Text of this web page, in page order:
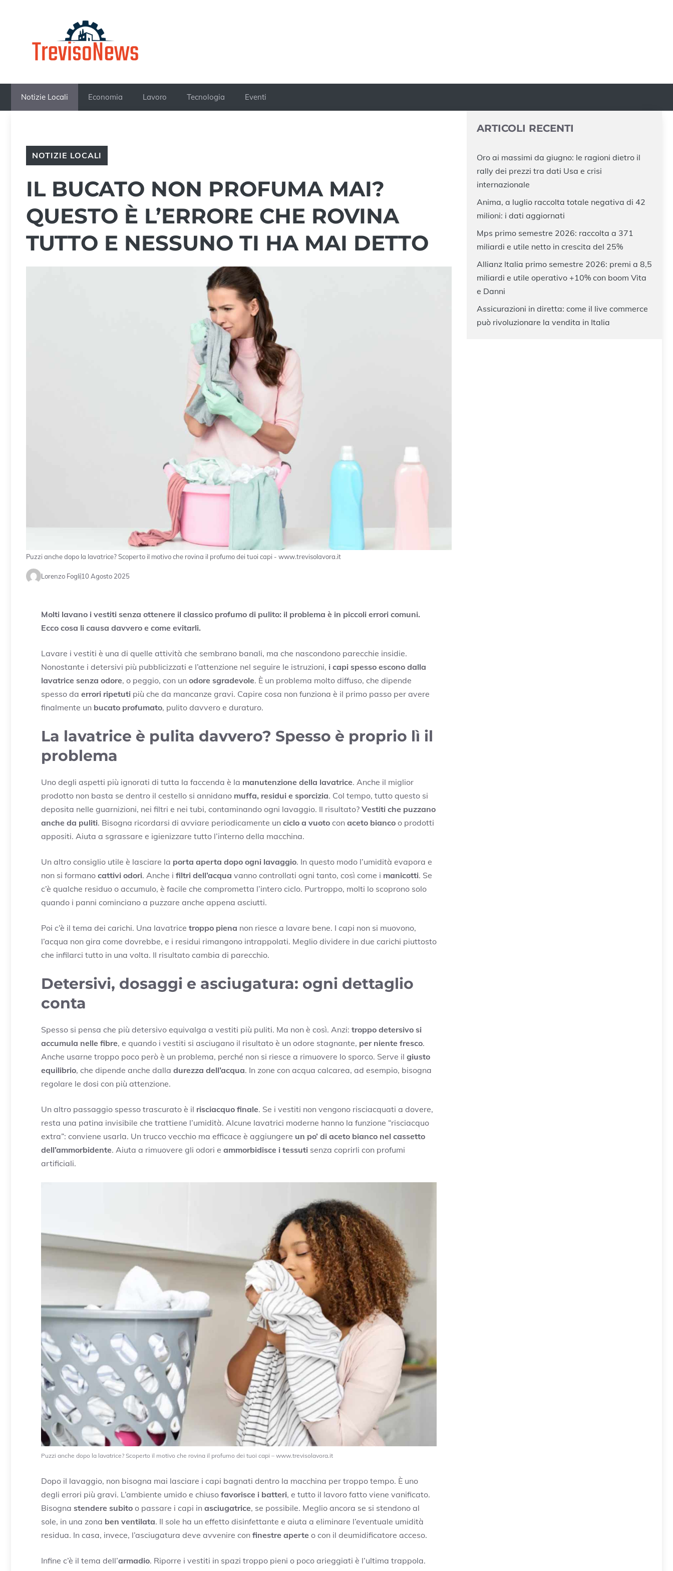
Notizie Locali Economia Lavoro Tecnologia Eventi
NOTIZIE LOCALI
IL BUCATO NON PROFUMA MAI?
QUESTO È L’ERRORE CHE ROVINA
TUTTO E NESSUNO TI HA MAI DETTO
Puzzi anche dopo la lavatrice? Scoperto il motivo che rovina il profumo dei tuoi capi - www.trevisolavora.it
Lorenzo Fogli10 Agosto 2025
Molti lavano i vestiti senza ottenere il classico profumo di pulito: il problema è in piccoli errori comuni.
Ecco cosa li causa davvero e come evitarli.
Lavare i vestiti è una di quelle attività che sembrano banali, ma che nascondono parecchie insidie.
Nonostante i detersivi più pubblicizzati e l’attenzione nel seguire le istruzioni, i capi spesso escono dalla
lavatrice senza odore, o peggio, con un odore sgradevole. È un problema molto diffuso, che dipende
spesso da errori ripetuti più che da mancanze gravi. Capire cosa non funziona è il primo passo per avere
finalmente un bucato profumato, pulito davvero e duraturo.
La lavatrice è pulita davvero? Spesso è proprio lì il
problema
Uno degli aspetti più ignorati di tutta la faccenda è la manutenzione della lavatrice. Anche il miglior
prodotto non basta se dentro il cestello si annidano muffa, residui e sporcizia. Col tempo, tutto questo si
deposita nelle guarnizioni, nei filtri e nei tubi, contaminando ogni lavaggio. Il risultato? Vestiti che puzzano
anche da puliti. Bisogna ricordarsi di avviare periodicamente un ciclo a vuoto con aceto bianco o prodotti
appositi. Aiuta a sgrassare e igienizzare tutto l’interno della macchina.
Un altro consiglio utile è lasciare la porta aperta dopo ogni lavaggio. In questo modo l’umidità evapora e
non si formano cattivi odori. Anche i filtri dell’acqua vanno controllati ogni tanto, così come i manicotti. Se
c’è qualche residuo o accumulo, è facile che comprometta l’intero ciclo. Purtroppo, molti lo scoprono solo
quando i panni cominciano a puzzare anche appena asciutti.
Poi c’è il tema dei carichi. Una lavatrice troppo piena non riesce a lavare bene. I capi non si muovono,
l’acqua non gira come dovrebbe, e i residui rimangono intrappolati. Meglio dividere in due carichi piuttosto
che infilarci tutto in una volta. Il risultato cambia di parecchio.
Detersivi, dosaggi e asciugatura: ogni dettaglio
conta
Spesso si pensa che più detersivo equivalga a vestiti più puliti. Ma non è così. Anzi: troppo detersivo si
accumula nelle fibre, e quando i vestiti si asciugano il risultato è un odore stagnante, per niente fresco.
Anche usarne troppo poco però è un problema, perché non si riesce a rimuovere lo sporco. Serve il giusto
equilibrio, che dipende anche dalla durezza dell’acqua. In zone con acqua calcarea, ad esempio, bisogna
regolare le dosi con più attenzione.
Un altro passaggio spesso trascurato è il risciacquo finale. Se i vestiti non vengono risciacquati a dovere,
resta una patina invisibile che trattiene l’umidità. Alcune lavatrici moderne hanno la funzione “risciacquo
extra”: conviene usarla. Un trucco vecchio ma efficace è aggiungere un po’ di aceto bianco nel cassetto
dell’ammorbidente. Aiuta a rimuovere gli odori e ammorbidisce i tessuti senza coprirli con profumi
artificiali.
Puzzi anche dopo la lavatrice? Scoperto il motivo che rovina il profumo dei tuoi capi – www.trevisolavora.it
Dopo il lavaggio, non bisogna mai lasciare i capi bagnati dentro la macchina per troppo tempo. È uno
degli errori più gravi. L’ambiente umido e chiuso favorisce i batteri, e tutto il lavoro fatto viene vanificato.
Bisogna stendere subito o passare i capi in asciugatrice, se possibile. Meglio ancora se si stendono al
sole, in una zona ben ventilata. Il sole ha un effetto disinfettante e aiuta a eliminare l’eventuale umidità
residua. In casa, invece, l’asciugatura deve avvenire con finestre aperte o con il deumidificatore acceso.
Infine c’è il tema dell’armadio. Riporre i vestiti in spazi troppo pieni o poco arieggiati è l’ultima trappola.
ARTICOLI RECENTI
Oro ai massimi da giugno: le ragioni dietro il
rally dei prezzi tra dati Usa e crisi
internazionale
Anima, a luglio raccolta totale negativa di 42
milioni: i dati aggiornati
Mps primo semestre 2026: raccolta a 371
miliardi e utile netto in crescita del 25%
Allianz Italia primo semestre 2026: premi a 8,5
miliardi e utile operativo +10% con boom Vita
e Danni
Assicurazioni in diretta: come il live commerce
può rivoluzionare la vendita in Italia